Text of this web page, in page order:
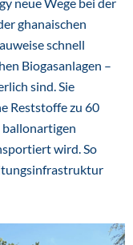
ghanaischen
schnell
Biogasanlagen –
sind. Sie
Reststoffe zu 60
ballonartigen
wird. So